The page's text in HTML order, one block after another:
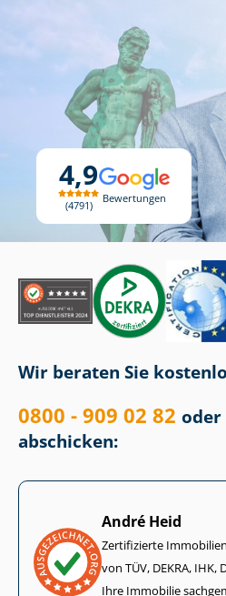
4,9
4791
Bewertungen
Wir beraten Sie
0800 - 909 02 82 oder
abschicken:
André Heid
Zertifizierte
von TÜV, DEKRA, IHK,
Ihre Immobilie